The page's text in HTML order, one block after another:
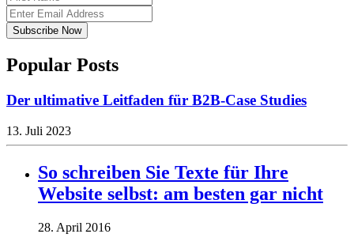
Popular Posts
Der ultimative Leitfaden für B2B-Case Studies
13. Juli 2023
So schreiben Sie Texte für Ihre
Website selbst: am besten gar nicht
28. April 2016